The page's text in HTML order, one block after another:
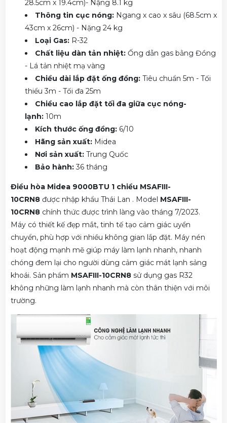
28.5cm x 19.4cm)- Nặng 8.1 kg
Thông tin cục nóng:Ngang x cao x sâu (68.5cm x
43cm x 26cm) - Nặng 24 kg
Loại Gas:R-32
Chất liệu dàn tản nhiệt:Ống dẫn gas bằng Đồng
- Lá tản nhiệt mạ vàng
Chiều dài lắp đặt ống đồng:Tiêu chuẩn 5m - Tối
thiểu 3m - Tối đa 25m
Chiều cao lắp đặt tối đa giữa cục nóng-
lạnh:10m
Kích thước ống đồng:6/10
Hãng sản xuất:Midea
Nơi sản xuất:Trung Quốc
Bảo hành:36 tháng
Điều hòa Midea 9000BTU 1 chiều MSAFIII-
10CRN8được nhập khẩu Thái Lan . Model MSAFIII-
10CRN8chính thức được trình làng vào tháng 7/2023.
Máy có thiết kế đẹp mắt, tinh tế tạo cảm giác uyển
chuyển, phù hợp với nhiều không gian lắp đặt. Máy nén
hoạt động mạnh mẽ giúp máy làm lạnh nhanh, nhanh
chóng đem lại cho người dùng cảm giác mát lạnh sảng
khoái. Sản phẩm MSAFIII-10CRN8sử dụng gas R32
không những làm lạnh nhanh mà còn thân thiện với môi
trường.